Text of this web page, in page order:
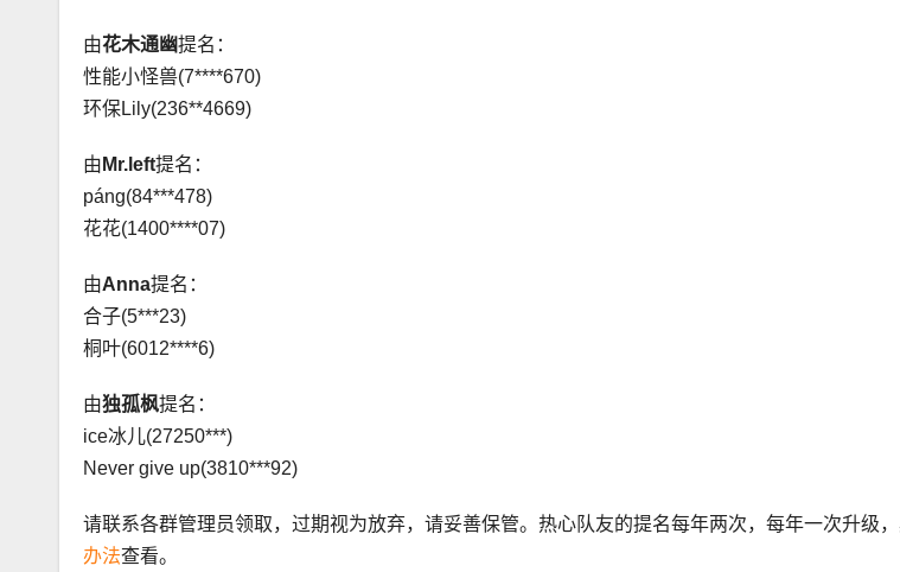
由花木通幽提名：
性能小怪兽(7****670)
环保Lily(236**4669)
由 Mr.left提名：
páng(84***478)
花花(1400****07)
由Anna提名：
合子(5***23)
桐叶(6012****6)
由独孤枫提名：
ice冰儿(27250***)
Never give up(3810***92)
请联系各群管理员领取，过期视为放弃，请妥善保管。热心队友的提名每年两次，每年一次升级
办法查看。